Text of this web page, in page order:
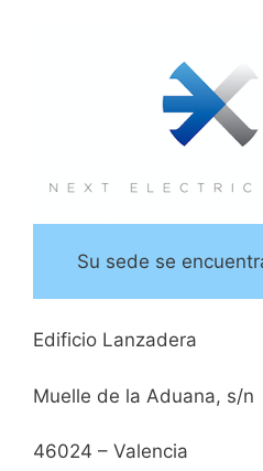
Su sede se
Edificio Lanzadera
Muelle de la Aduana, s/n
46024 – Valencia